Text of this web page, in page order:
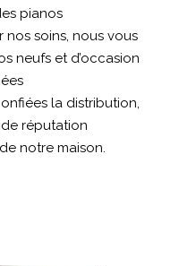
pianos
soins, nous vous
neufs et d’occasion
la distribution,
réputation
notre maison.